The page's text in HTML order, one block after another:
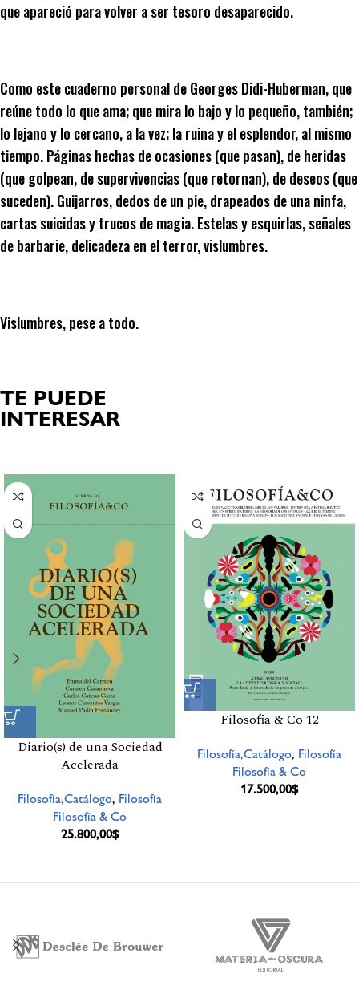
que apareció para volver a ser tesoro desaparecido.
Como este cuaderno personal de Georges Didi-Huberman, que
reúne todo lo que ama; que mira lo bajo y lo pequeño, también;
lo lejano y lo cercano, a la vez; la ruina y el esplendor, al mismo
tiempo. Páginas hechas de ocasiones (que pasan), de heridas
(que golpean, de supervivencias (que retornan), de deseos (que
suceden). Guijarros, dedos de un pie, drapeados de una ninfa,
cartas suicidas y trucos de magia. Estelas y esquirlas, señales
de barbarie, delicadeza en el terror, vislumbres.
Vislumbres, pese a todo.
TE PUEDE
INTERESAR
Diario(s) de una Sociedad
Acelerada
Filosofía,Catálogo, Filosofía
Filosofía & Co
25.800,00$
Filosofia & Co 12
Filosofía,Catálogo, Filosofía
Filosofía & Co
17.500,00$